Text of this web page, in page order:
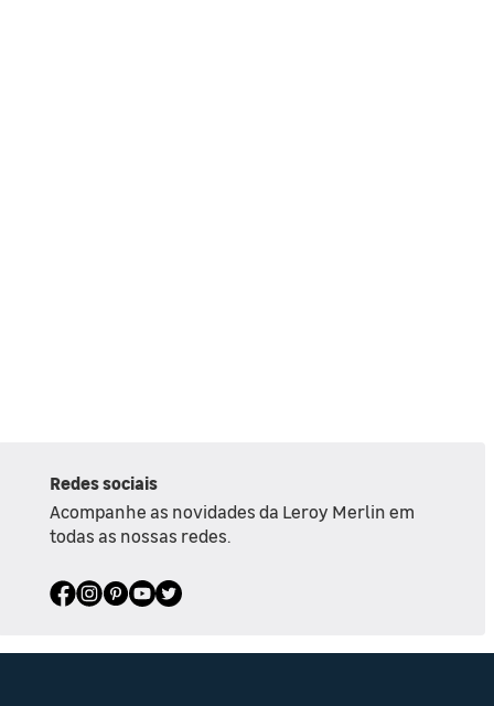
Redes sociais
Acompanhe as novidades da Leroy Merlin em
todas as nossas redes.